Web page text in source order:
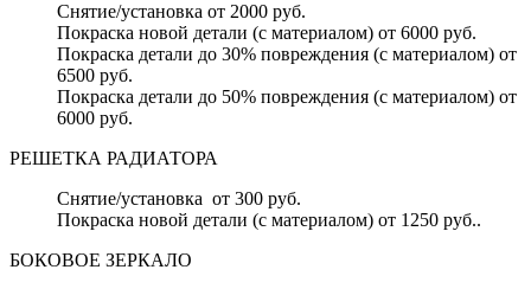
Снятие/установка от 2000 руб.
Покраска новой детали (с материалом) от 6000 руб.
Покраска детали до 30% повреждения (с материалом) от
6500 руб.
Покраска детали до 50% повреждения (с материалом) от
6000 руб.
РЕШЕТКА РАДИАТОРА
Снятие/установка от 300 руб.
Покраска новой детали (с материалом) от 1250 руб..
БОКОВОЕ ЗЕРКАЛО